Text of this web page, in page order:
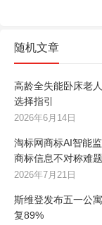
随机文章
高龄全失能卧床老
选择指引
2026年6月14日
淘标网商标AI智能
商标信息不对称难
2026年7月21日
斯维登发布五一公
复89%